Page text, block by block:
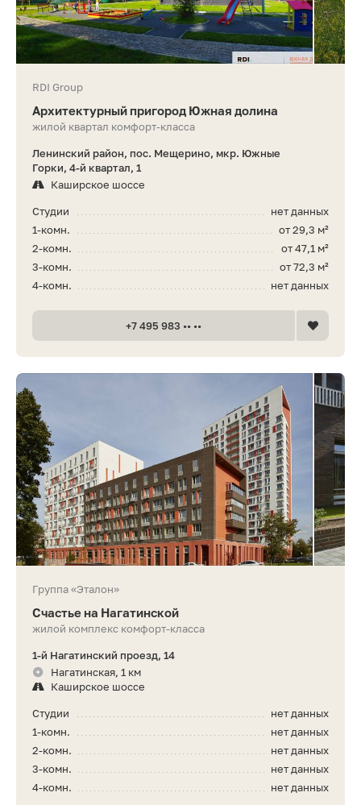
RDI Group
Архитектурный пригород Южная долина
жилой квартал комфорт-класса
Ленинский район, пос. Мещерино, мкр. Южные
Горки, 4-й квартал, 1
Каширское шоссе
нет данных
Студии
от 29,3 м²
1-комн.
от 47,1 м²
2-комн.
от 72,3 м²
3-комн.
нет данных
4-комн.
+7 495 983 •• ••
Группа «Эталон»
Счастье на Нагатинской
жилой комплекс комфорт-класса
1-й Нагатинский проезд, 14
Нагатинская, 1 км
Каширское шоссе
нет данных
Студии
нет данных
1-комн.
нет данных
2-комн.
нет данных
3-комн.
нет данных
4-комн.